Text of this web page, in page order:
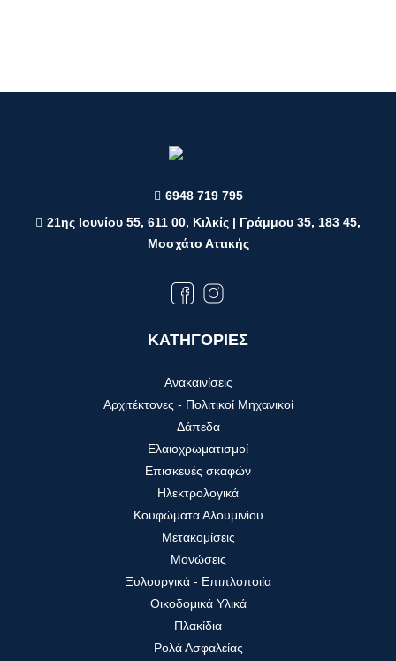
6948 719 795
21ης Ιουνίου 55, 611 00, Κιλκίς | Γράμμου 35, 183 45,
Μοσχάτο Αττικής
ΚΑΤΗΓΟΡΙΕΣ
Ανακαινίσεις
Αρχιτέκτονες - Πολιτικοί Μηχανικοί
Δάπεδα
Ελαιοχρωματισμοί
Επισκευές σκαφών
Ηλεκτρολογικά
Κουφώματα Αλουμινίου
Μετακομίσεις
Μονώσεις
Ξυλουργικά - Επιπλοποιία
Οικοδομικά Υλικά
Πλακίδια
Ρολά Ασφαλείας